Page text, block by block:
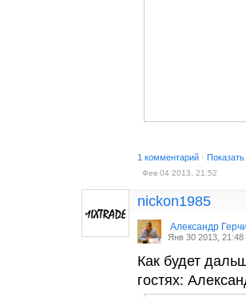
1 комментарий ·
Фев 04 2013, 21:52
nickon1985
Александр
Янв 30 2013, 21:48
Как будет
гостях: